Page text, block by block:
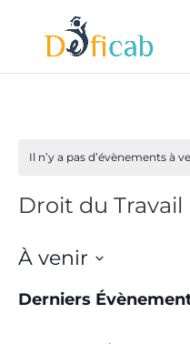
Il n’y a pas d’évènements à
Droit du Travail
À venir
une
Derniers